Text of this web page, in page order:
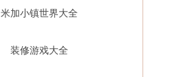
米加小镇世界大全
装修游戏大全